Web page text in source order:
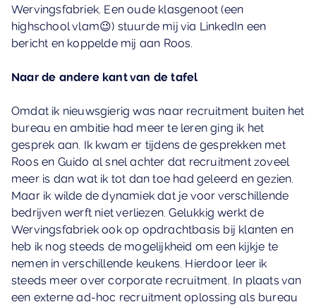
Wervingsfabriek. Een oude klasgenoot (een
highschool vlam😉) stuurde mij via LinkedIn een
bericht en koppelde mij aan Roos.
Naar de andere kant van de tafel
Omdat ik nieuwsgierig was naar recruitment buiten het
bureau en ambitie had meer te leren ging ik het
gesprek aan. Ik kwam er tijdens de gesprekken met
Roos en Guido al snel achter dat recruitment zoveel
meer is dan wat ik tot dan toe had geleerd en gezien.
Maar ik wilde de dynamiek dat je voor verschillende
bedrijven werft niet verliezen. Gelukkig werkt de
Wervingsfabriek ook op opdrachtbasis bij klanten en
heb ik nog steeds de mogelijkheid om een kijkje te
nemen in verschillende keukens. Hierdoor leer ik
steeds meer over corporate recruitment. In plaats van
een externe ad-hoc recruitment oplossing als bureau